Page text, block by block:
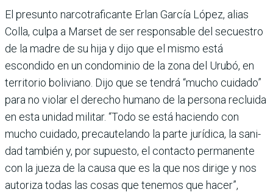
El presunto narcotraficante Erlan García López, alias
Colla, culpa a Marset de ser responsable del secuestro
de la madre de su hija y dijo que el mismo está
escondido en un condominio de la zona del Urubó, en
territorio boliviano. Dijo que se tendrá “mucho cui­dado”
para no violar el dere­cho humano de la persona recluida
en esta unidad mili­tar. “Todo se está haciendo con
mucho cuidado, precaute­lando la parte jurídica, la sani­
dad también y, por supuesto, el contacto permanente
con la jueza de la causa que es la que nos dirige y nos
autoriza todas las cosas que tenemos que hacer”,